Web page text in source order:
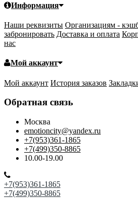
Информация
Наши реквизиты Организациям -
забронировать Доставка и оплата
нас
Мой аккаунт
Мой аккаунт История заказов
Обратная связь
Москва
emotioncity@yandex.ru
+7(953)361-1865
+7(499)350-8865
10.00-19.00
+7(953)361-1865
+7(499)350-8865